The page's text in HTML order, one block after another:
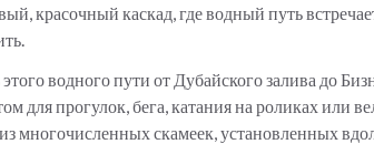
красочный каскад, где водный путь
водного пути от Дубайского залива до
для прогулок, бега, катания на роликах или
многочисленных скамеек, установленных